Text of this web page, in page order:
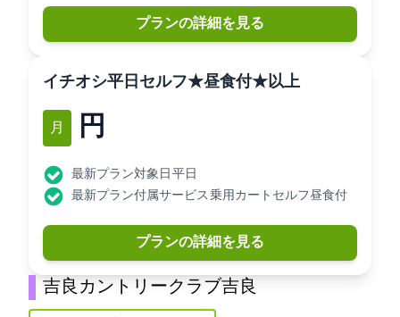
プランの詳細を見る
[イチオシ]平日セルフ★昼食付★3B以上
12月 8,180円
最新プラン対象日: 平日
最新プラン付属サービス: 乗用カートセルフ昼食付
プランの詳細を見る
吉良カントリークラブ(吉良CC)